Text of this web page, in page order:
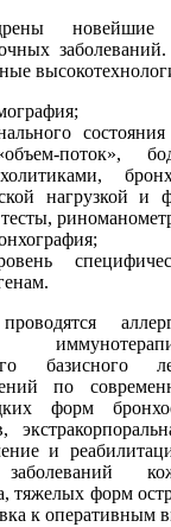
новейшие
поток»,
нагрузкой и
базисного
по
форм
и
заболеваний
тяжелых форм
к оперативным